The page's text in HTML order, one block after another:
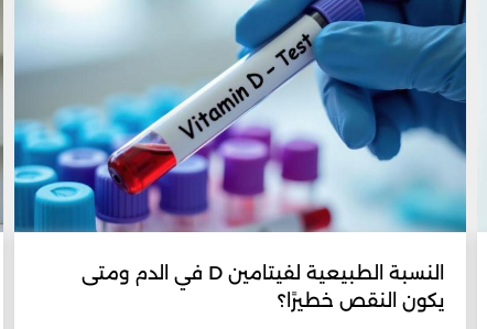
النسبة الطبيعية لفيتامين D في الدم ومتى
يكون النقص خطيرًا؟